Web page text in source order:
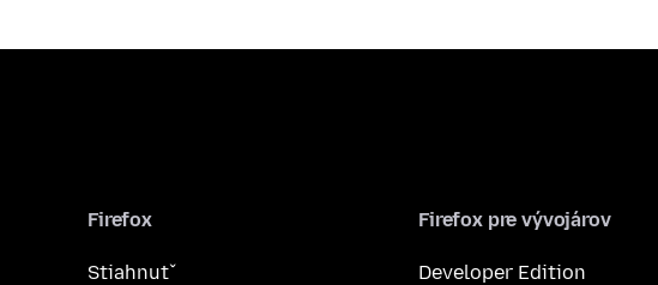
Firefox
Stiahnuť
Firefox pre vývojárov
Developer Edition